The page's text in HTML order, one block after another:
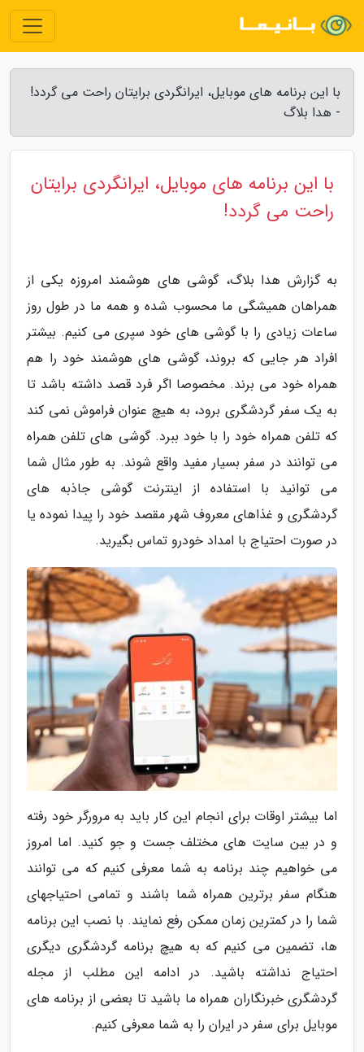
با این برنامه های موبایل، ایرانگردی برایتان راحت می گردد!
- هدا بلاگ
با این برنامه های موبایل، ایرانگردی برایتان
راحت می گردد!
به گزارش هدا بلاگ، گوشی های هوشمند امروزه یکی از
همراهان همیشگی ما محسوب شده و همه ما در طول روز
ساعات زیادی را با گوشی های خود سپری می کنیم. بیشتر
افراد هر جایی که بروند، گوشی های هوشمند خود را هم
همراه خود می برند. مخصوصا اگر فرد قصد داشته باشد تا
به یک سفر گردشگری برود، به هیچ عنوان فراموش نمی کند
که تلفن همراه خود را با خود ببرد. گوشی های تلفن همراه
می توانند در سفر بسیار مفید واقع شوند. به طور مثال شما
می توانید با استفاده از اینترنت گوشی جاذبه های
گردشگری و غذاهای معروف شهر مقصد خود را پیدا نموده یا
در صورت احتیاج با امداد خودرو تماس بگیرید.
اما بیشتر اوقات برای انجام این کار باید به مرورگر خود رفته
و در بین سایت های مختلف جست و جو کنید. اما امروز
می خواهیم چند برنامه به شما معرفی کنیم که می توانند
هنگام سفر برترین همراه شما باشند و تمامی احتیاجهای
شما را در کمترین زمان ممکن رفع نمایند. با نصب این برنامه
ها، تضمین می کنیم که به هیچ برنامه گردشگری دیگری
احتیاج نداشته باشید. در ادامه این مطلب از مجله
گردشگری خبرنگاران همراه ما باشید تا بعضی از برنامه های
موبایل برای سفر در ایران را به شما معرفی کنیم.